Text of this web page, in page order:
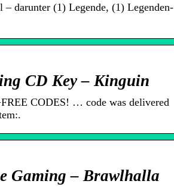
darunter (1) Legende, (1) Legenden-
CD Key – Kinguin
CODES! … code was delivered
Gaming – Brawlhalla